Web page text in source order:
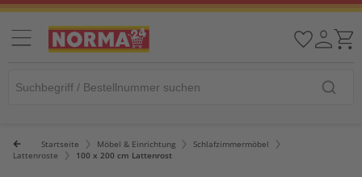
Startseite Möbel & Einrichtung
Schlafzimmermöbel
Lattenroste
100 x 200 cm Lattenrost